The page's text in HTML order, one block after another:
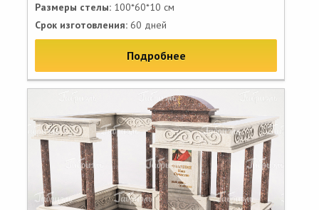
Размеры стелы: 100*60*10 см
Срок изготовления: 60 дней
Подробнее